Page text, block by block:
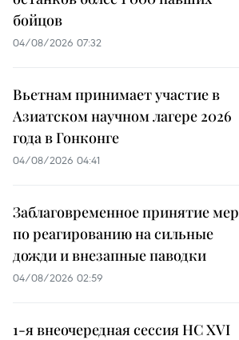
бойцов
04/08/2026 07:32
Вьетнам принимает участие в
Азиатском научном лагере 2026
года в Гонконге
04/08/2026 04:41
Заблаговременное принятие мер
по реагированию на сильные
дожди и внезапные паводки
04/08/2026 02:59
1-я внеочередная сессия НС XVI